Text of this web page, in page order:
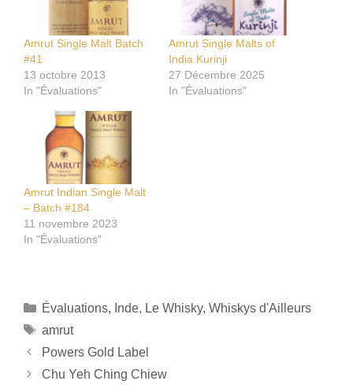
Amrut Single Malt Batch
#41
13 octobre 2013
In "Évaluations"
Amrut Single Malts of
India Kurinji
27 Décembre 2025
In "Évaluations"
Amrut Indian Single Malt
– Batch #184
11 novembre 2023
In "Évaluations"
Catégories
Évaluations, Inde, Le Whisky, Whiskys d'Ailleurs
Étiquettes
amrut
Powers Gold Label
Chu Yeh Ching Chiew